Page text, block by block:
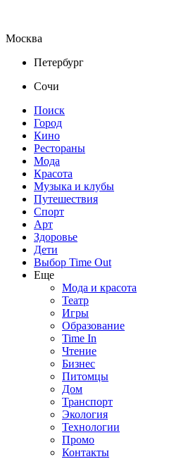
Москва
Петербург
Сочи
Поиск
Город
Кино
Рестораны
Мода
Красота
Музыка и клубы
Путешествия
Спорт
Арт
Здоровье
Дети
Выбор Time Out
Еще
Мода и красота
Театр
Игры
Образование
Time In
Чтение
Бизнес
Питомцы
Дом
Транспорт
Экология
Технологии
Промо
Контакты